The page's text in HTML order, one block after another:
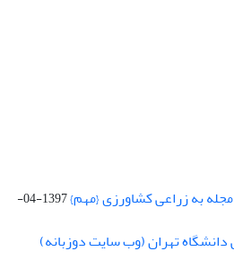
به زراعی کشاورزی {مهم}
1397-04-
تهران (وب سایت دوزبانه)